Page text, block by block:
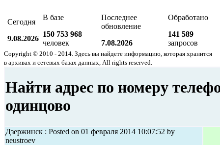
Сегодня
9.08.2026
В базе
150 753 968
человек
Последнее
обновление
7.08.2026
Обработано
141 589
запросов
Copyright © 2010 - 2014. Здесь вы найдете информацию, которая хранится
в архивах и сетевых базах данных, All rights reserved.
Найти адрес по номеру
одинцово
Дзержинск : Posted on 01 февраля 2014 10:07:52 by
neustroev